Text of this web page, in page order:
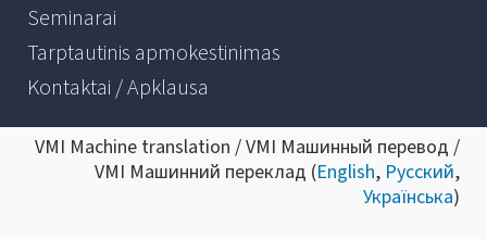
Seminarai
Tarptautinis apmokestinimas
Kontaktai / Apklausa
VMI Machine translation / VMI Машинный перевод /
VMI Машинний переклад (English, Русский,
Українська)